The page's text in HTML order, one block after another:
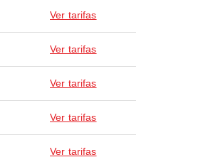
Ver tarifas
Ver tarifas
Ver tarifas
Ver tarifas
Ver tarifas